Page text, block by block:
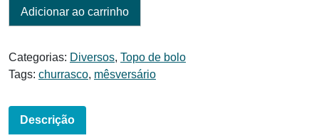
Adicionar ao carrinho
Categorias: Diversos, Topo de bolo
Tags: churrasco, mêsversário
Descrição